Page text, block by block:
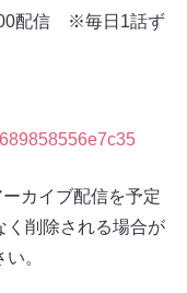
配信 ※毎日1話ず
カイブ配信を予定
く削除される場合が
。